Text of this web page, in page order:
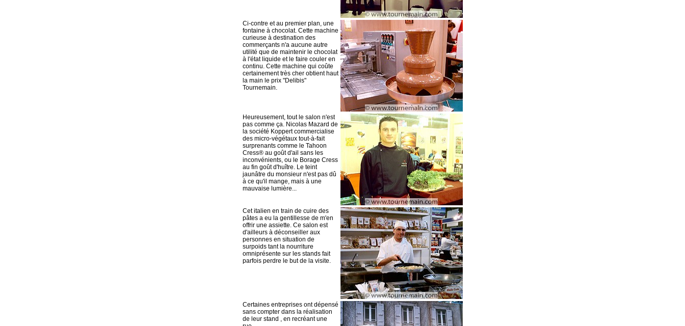
Ci-contre et au premier plan, une
fontaine à chocolat. Cette machine
curieuse à destination des
commerçants n'a aucune autre
utilité que de maintenir le chocolat
à l'état liquide et le faire couler en
continu. Cette machine qui coûte
certainement très cher obtient haut
la main le prix "Delibis"
Tournemain.
Heureusement, tout le salon n'est
pas comme ça. Nicolas Mazard de
la société Koppert commercialise
des micro-végétaux tout-à-fait
surprenants comme le Tahoon
Cress® au goût d'ail sans les
inconvénients, ou le Borage Cress
au fin goût d'huître. Le teint
jaunâtre du monsieur n'est pas dû
à ce qu'il mange, mais à une
mauvaise lumière...
Cet italien en train de cuire des
pâtes a eu la gentillesse de m'en
offrir une assiette. Ce salon est
d'ailleurs à déconseiller aux
personnes en situation de
surpoids tant la nourriture
omniprésente sur les stands fait
parfois perdre le but de la visite.
Certaines entreprises ont dépensé
sans compter dans la réalisation
de leur stand , en recréant une